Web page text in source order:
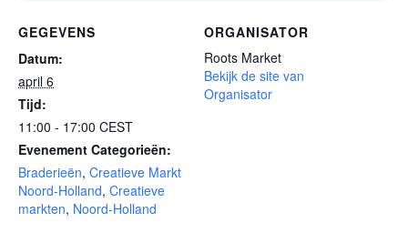
GEGEVENS
Datum:
april 6
Tijd:
11:00 - 17:00 CEST
Evenement Categorieën:
Braderieën, Creatieve Markt
Noord-Holland, Creatieve
markten, Noord-Holland
ORGANISATOR
Roots Market
Bekijk de site van
Organisator